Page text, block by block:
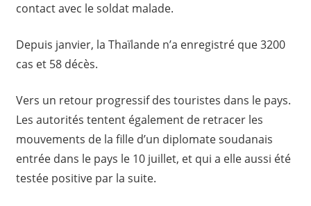
contact avec le soldat malade.
Depuis janvier, la Thaïlande n’a enregistré que 3200
cas et 58 décès.
Vers un retour progressif des touristes dans le pays.
Les autorités tentent également de retracer les
mouvements de la fille d’un diplomate soudanais
entrée dans le pays le 10 juillet, et qui a elle aussi été
testée positive par la suite.